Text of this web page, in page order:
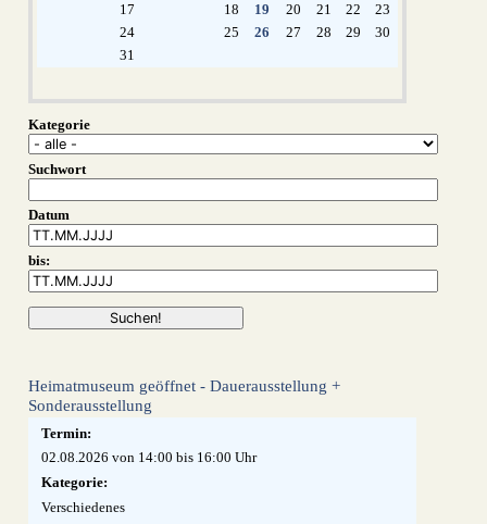
17
18 19 20 21 22
23
24
25 26 27 28 29
30
31
Kategorie
Suchwort
Datum
bis:
Heimatmuseum geöffnet - Dauerausstellung +
Sonderausstellung
Termin:
02.08.2026 von 14:00 bis 16:00 Uhr
Kategorie:
Verschiedenes